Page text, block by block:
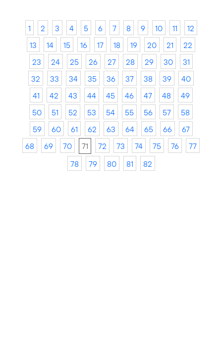
1 2 3 4 5 6 7 8 9 10 11
12
13
14 15 16 17 18 19 20 21
22
23
24 25 26 27 28 29 30
31
32
33 34 35 36 37 38 39
40
41
42 43 44 45 46 47 48
49
50
51 52 53 54 55 56 57
58
59
60 61 62 63 64 65 66
67
68
69 70 71 72 73 74 75 76
77
78
79 80 81 82